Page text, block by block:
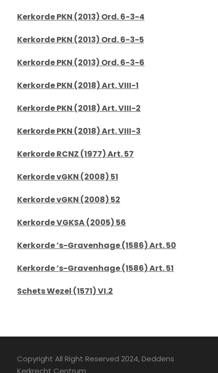
Kerkorde PKN (2013) Ord. 6-3-4
Kerkorde PKN (2013) Ord. 6-3-5
Kerkorde PKN (2013) Ord. 6-3-6
Kerkorde PKN (2018) Art. VIII-1
Kerkorde PKN (2018) Art. VIII-2
Kerkorde PKN (2018) Art. VIII-3
Kerkorde RCNZ (1977) Art. 57
Kerkorde vGKN (2008) 51
Kerkorde vGKN (2008) 52
Kerkorde VGKSA (2005) 56
Kerkorde ’s-Gravenhage (1586) Art. 50
Kerkorde ’s-Gravenhage (1586) Art. 51
Schets Wezel (1571) VI.2
Copyright All Right Reserved 2024, Deddens
Kerkrecht Centrum